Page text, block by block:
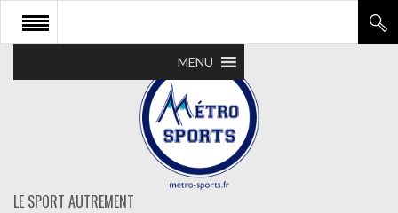
LE SPORT AUTREMENT
MENU